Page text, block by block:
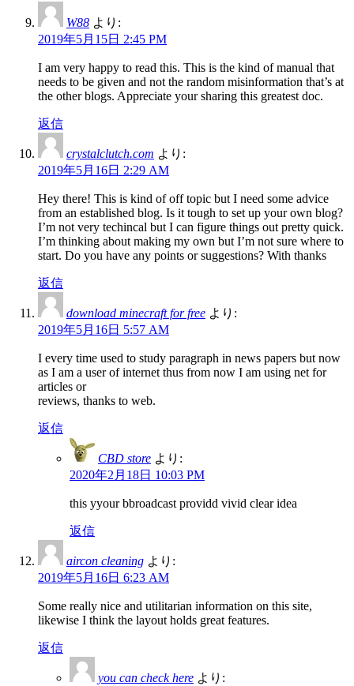
W88 より:
2019年5月15日 2:45 PM
I am very happy to read this. This is the kind of manual that
needs to be given and not the random misinformation that’s at
the other blogs. Appreciate your sharing this greatest doc.
返信
crystalclutch.com より:
2019年5月16日 2:29 AM
Hey there! This is kind of off topic but I need some advice
from an established blog. Is it tough to set up your own blog?
I’m not very techincal but I can figure things out pretty quick.
I’m thinking about making my own but I’m not sure where to
start. Do you have any points or suggestions? With thanks
返信
download minecraft for free より:
2019年5月16日 5:57 AM
I every time used to study paragraph in news papers but now
as I am a user of internet thus from now I am using net for
articles or
reviews, thanks to web.
返信
CBD store より:
2020年2月18日 10:03 PM
this yyour bbroadcast providd vivid clear idea
返信
aircon cleaning より:
2019年5月16日 6:23 AM
Some really nice and utilitarian information on this site,
likewise I think the layout holds great features.
返信
you can check here より: